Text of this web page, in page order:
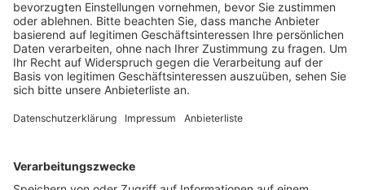
aber, dass die REVG auch weiterhin Busse mit
alternativen Kraftstoffen einsetzen wolle.
Anzeige
©Radio Erft
auf den Linien der REVG im Rhein-Erft-Kreis unterwegs.